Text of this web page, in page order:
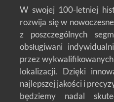
W swojej 100-letniej
rozwija się w
z poszczególnych
obsługiwani
przez
lokalizacji. Dzięki
najlepszej jakości i
będziemy nadal